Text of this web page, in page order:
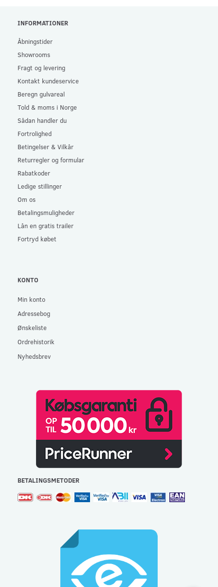
INFORMATIONER
Åbningstider
Showrooms
Fragt og levering
Kontakt kundeservice
Beregn gulvareal
Told & moms i Norge
Sådan handler du
Fortrolighed
Betingelser & Vilkår
Returregler og formular
Rabatkoder
Ledige stillinger
Om os
Betalingsmuligheder
Lån en gratis trailer
Fortryd købet
KONTO
Min konto
Adressebog
Ønskeliste
Ordrehistorik
Nyhedsbrev
BETALINGSMETODER